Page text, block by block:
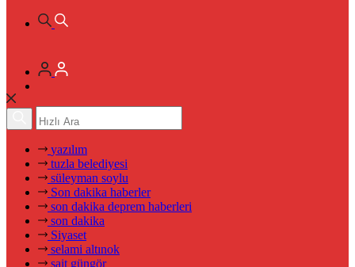
yazılım
tuzla belediyesi
süleyman soylu
Son dakika haberler
son dakika deprem haberleri
son dakika
Siyaset
selami altınok
sait güngör